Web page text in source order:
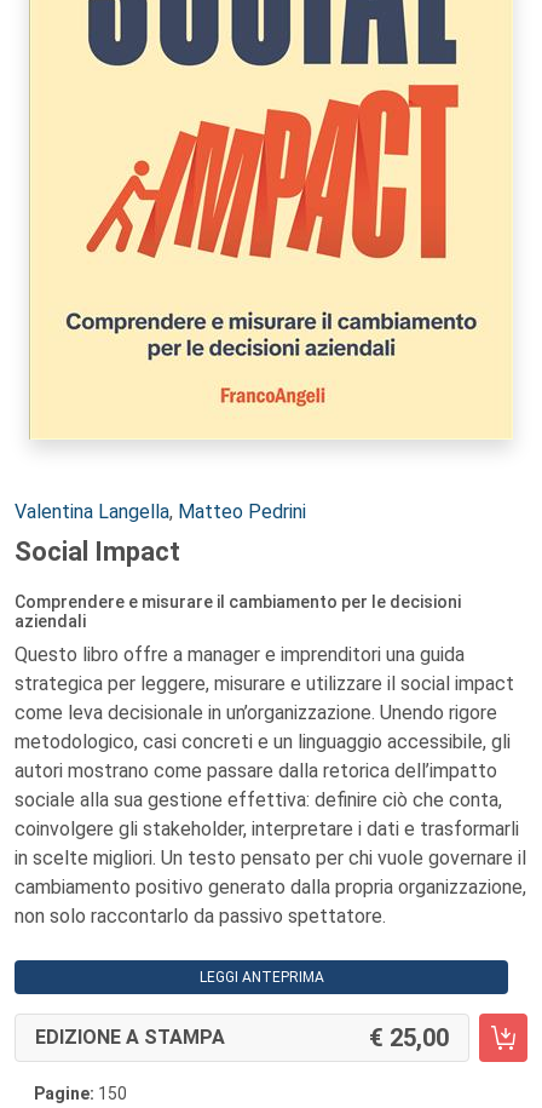
Autori:
Valentina Langella, Matteo Pedrini
Social Impact
Comprendere e misurare il cambiamento per le decisioni
aziendali
Questo libro offre a manager e imprenditori una guida
strategica per leggere, misurare e utilizzare il social impact
come leva decisionale in un’organizzazione. Unendo rigore
metodologico, casi concreti e un linguaggio accessibile, gli
autori mostrano come passare dalla retorica dell’impatto
sociale alla sua gestione effettiva: definire ciò che conta,
coinvolgere gli stakeholder, interpretare i dati e trasformarli
in scelte migliori. Un testo pensato per chi vuole governare il
cambiamento positivo generato dalla propria organizzazione,
non solo raccontarlo da passivo spettatore.
LEGGI ANTEPRIMA
EDIZIONE A STAMPA 25,00
Pagine: 150